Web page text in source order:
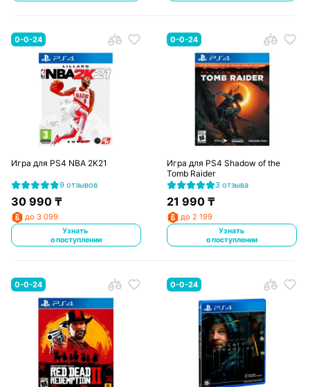
0-0-24
Игра для PS4 NBA 2K21
9 отзывов
30 990₸
до 3 099
Узнать
о поступлении
0-0-24
Игра для PS4 Shadow of the
Tomb Raider
3 отзыва
21 990 ₸
до 2 199
Узнать
о поступлении
0-0-24 0-0-24